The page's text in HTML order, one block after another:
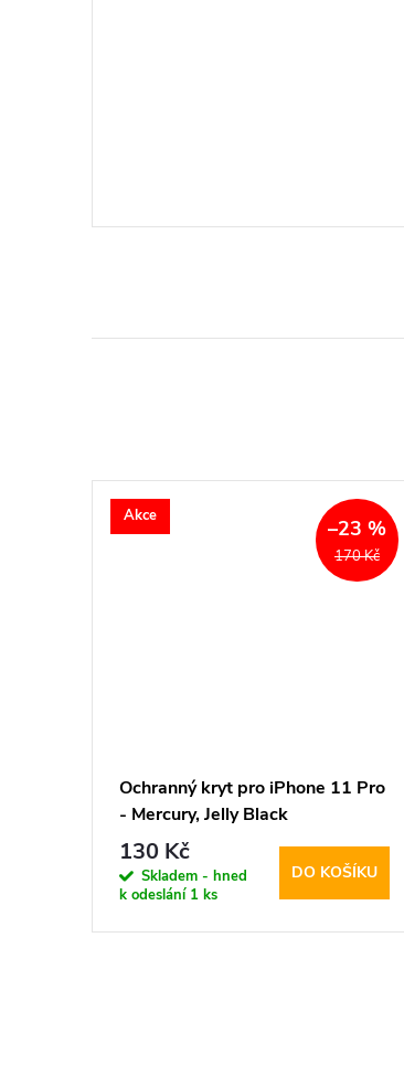
Akce
170 Kč
–23 %
Ochranný kryt pro iPhone 11 Pro
- Mercury, Jelly Black
130 Kč
Skladem - hned
k odeslání 1 ks
DO KOŠÍKU